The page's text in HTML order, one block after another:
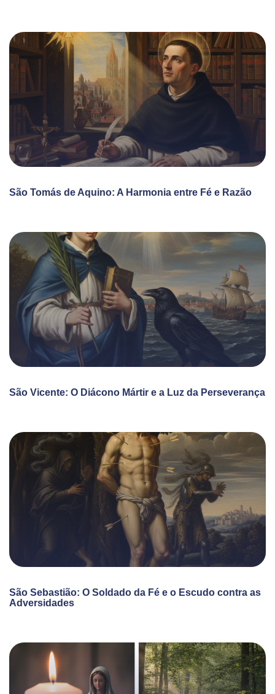
São Tomás de Aquino: A Harmonia entre Fé e Razão
São Vicente: O Diácono Mártir e a Luz da Perseverança
São Sebastião: O Soldado da Fé e o Escudo contra as
Adversidades